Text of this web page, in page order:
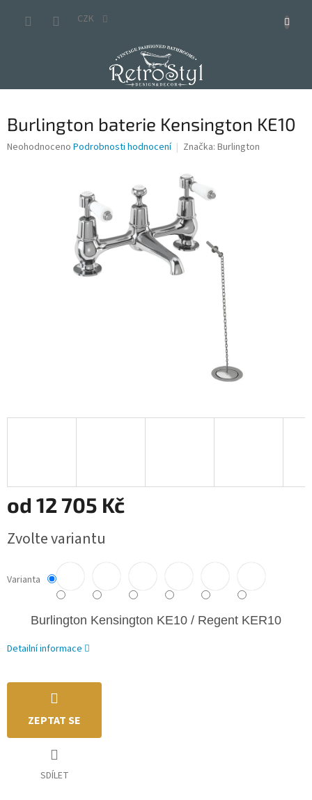
CZK
Burlington baterie Kensington KE10
Průměrné
Neohodnoceno Podrobnosti hodnocení Značka: Burlington
od 12 705 Kč
cena:
Zvolte variantu
Varianta
Burlington Kensington KE10 / Regent KER10
Detailní informace
ZEPTAT SE
SDÍLET